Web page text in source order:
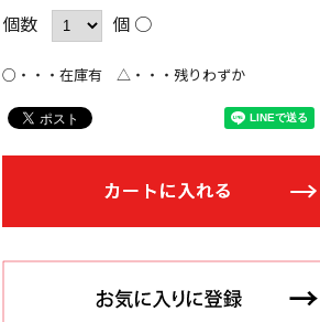
個数 個 ○
○・・・在庫有 △・・・残りわずか